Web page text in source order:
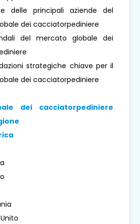
delle principali aziende del
dei cacciatorpediniere
del mercato globale dei
strategiche chiave per il
dei cacciatorpediniere
dei cacciatorpediniere